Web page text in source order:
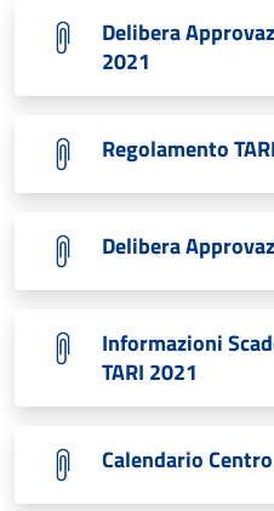
Delibera
2021
Regolamento
Delibera
Informazioni
TARI 2021
Calendario